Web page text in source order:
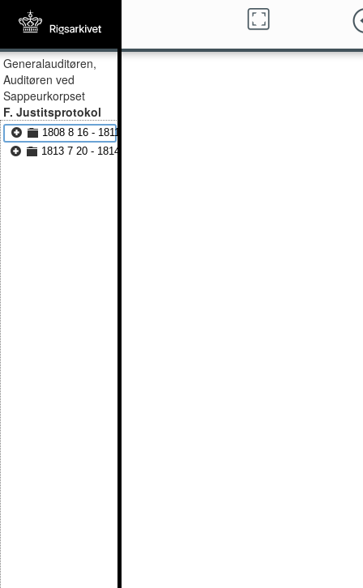
Generalauditøren,
Auditøren ved
Sappeurkorpset
F. Justitsprotokol
1808 8 16 - 1811 3 9
1813 7 20 - 1814 3 26